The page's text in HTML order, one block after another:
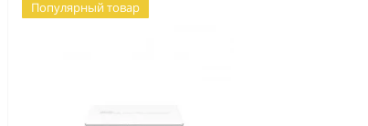
Популярный товар